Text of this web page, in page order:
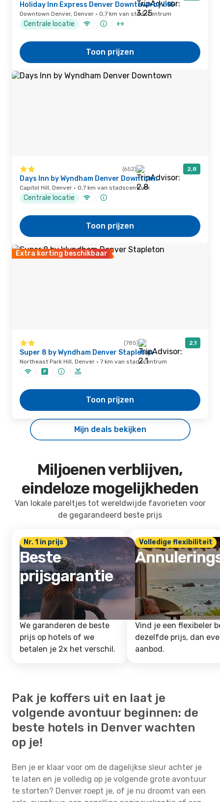
Holiday Inn Express Denver Downtown by IHG
Downtown Denver, Denver · 0,7 km van stadscentrum
Centrale locatie
Toon prijzen
(652) 2,8
Days Inn by Wyndham Denver Downtown
Capitol Hill, Denver · 0,7 km van stadscentrum
Centrale locatie
Toon prijzen
Extra korting beschikbaar
(785) 2,1
Super 8 by Wyndham Denver Stapleton
Northeast Park Hill, Denver · 7 km van stadscentrum
Toon prijzen
Mijn deals bekijken
Miljoenen verblijven,
eindeloze mogelijkheden
Van lokale pareltjes tot wereldwijde favorieten voor
de gegarandeerd beste prijs
Nr. 1 in prijs
Beste
prijsgarantie
We garanderen de beste
prijs op hotels of we
betalen je 2x het verschil.
Volledige flexibiliteit
Vind je een flexibeler
dezelfde prijs, dan
aanbod.
Pak je koffers uit en laat je
volgende avontuur beginnen: de
beste hotels in Denver wachten
op je!
Ben je er klaar voor om de dagelijkse sleur achter je
te laten en je volledig op je volgende grote avontuur
te storten? Denver roept je, of je nu droomt van een